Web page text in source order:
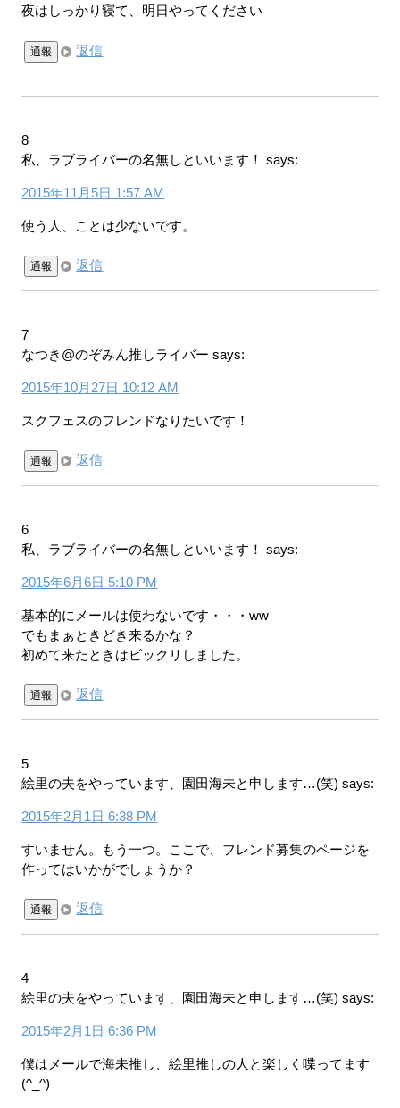
夜はしっかり寝て、明日やってください
通報 返信
8
私、ラブライバーの名無しといいます！
says:
2015年11月5日 1:57 AM
使う人、ことは少ないです。
通報 返信
7
なつき@のぞみん推しライバー says:
2015年10月27日 10:12 AM
スクフェスのフレンドなりたいです！
通報 返信
6
私、ラブライバーの名無しといいます！
says:
2015年6月6日 5:10 PM
基本的にメールは使わないです・・・ww
でもまぁときどき来るかな？
初めて来たときはビックリしました。
通報 返信
5
絵里の夫をやっています、園田海未と申します…(笑) says:
2015年2月1日 6:38 PM
すいません。もう一つ。ここで、フレンド募集のページを
作ってはいかがでしょうか？
通報 返信
4
絵里の夫をやっています、園田海未と申します…(笑) says:
2015年2月1日 6:36 PM
僕はメールで海未推し、絵里推しの人と楽しく喋ってます
(^_^)